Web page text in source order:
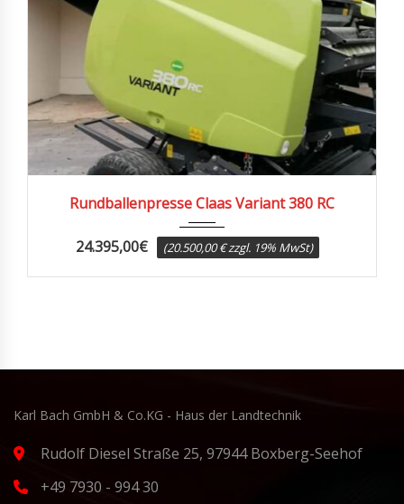
Rundballenpresse Claas Variant 380 RC
24.395,00€ (20.500,00 € zzgl. 19% MwSt)
Karl Bach GmbH & Co.KG - Haus der Landtechnik
Rudolf Diesel Straße 25, 97944 Boxberg-Seehof
+49 7930 - 994 30